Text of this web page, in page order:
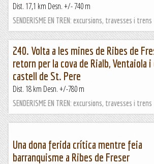
Dist. 17,1 km Desn. +/- 740 m
SENDERISME EN TREN: excursions, travesses i trens
240. Volta a les mines de Ribes de
retorn per la cova de Rialb, Ventaiola i
castell de St. Pere
Dist. 18 km Desn. +/-780 m
SENDERISME EN TREN: excursions, travesses i trens
Una dona ferida crítica mentre feia
barranquisme a Ribes de Freser